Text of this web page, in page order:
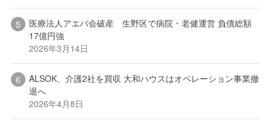
医療法人アエバ会破産 生野区で病院・老健運営 負債総額
17億円強
2026年3月14日
ALSOK、介護2社を買収 大和ハウスはオペレーション事業撤
退へ
2026年4月8日